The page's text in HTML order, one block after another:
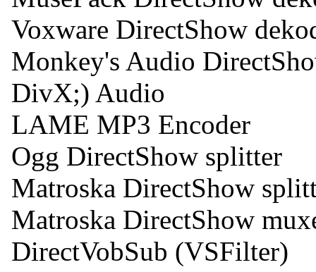
Voxware DirectShow
Monkey's Audio
DivX;) Audio
LAME MP3 Encoder
Ogg DirectShow splitter
Matroska DirectShow
Matroska DirectShow
DirectVobSub (VSFilter)